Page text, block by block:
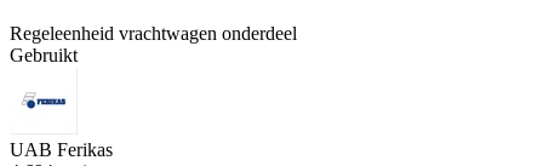
Regeleenheid vrachtwagen onderdeel
Gebruikt
UAB Ferikas